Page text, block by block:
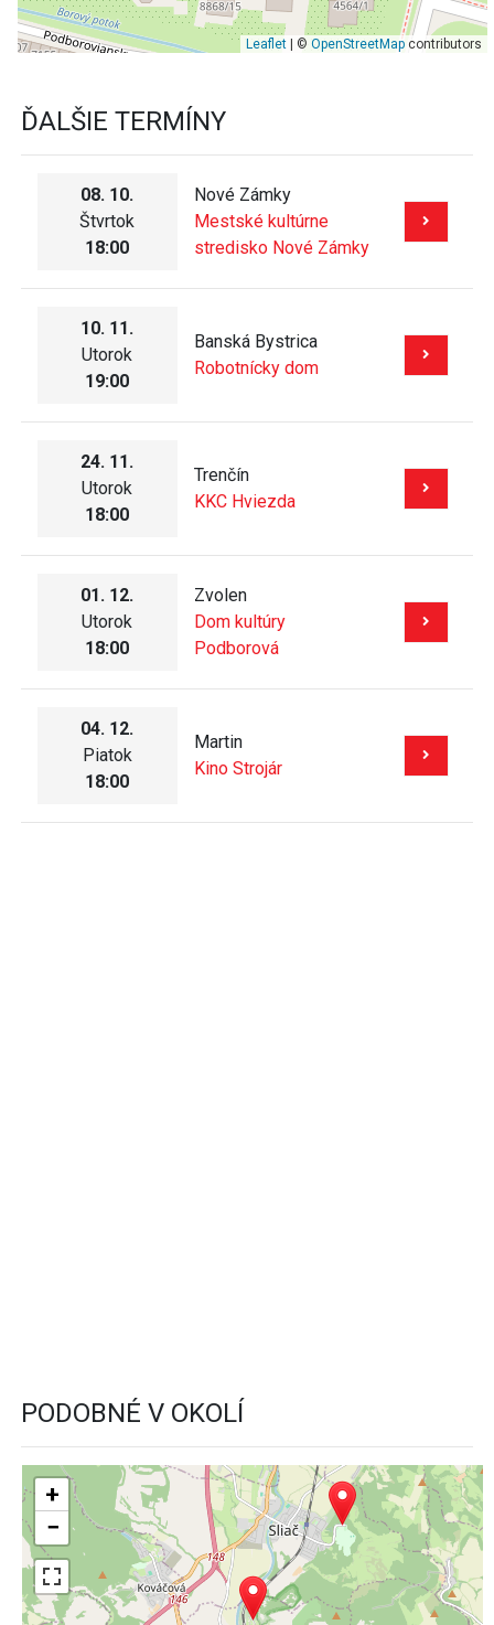
Leaflet| © OpenStreetMapcontributors
ĎALŠIE TERMÍNY
08. 10.
Štvrtok
18:00
Nové Zámky
Mestské kultúrne
stredisko Nové Zámky
10. 11.
Utorok
19:00
Banská Bystrica
Robotnícky dom
24. 11.
Utorok
18:00
Trenčín
KKC Hviezda
01. 12.
Utorok
18:00
Zvolen
Dom kultúry
Podborová
04. 12.
Piatok
18:00
Martin
Kino Strojár
PODOBNÉ V OKOLÍ
+
−